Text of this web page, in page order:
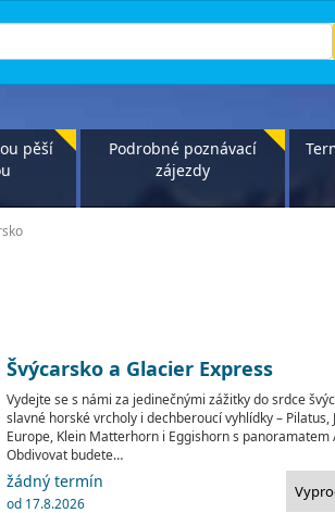
pěší
Podrobné poznávací
zájezdy
Švýcarsko a Glacier Express
Vydejte se s námi za jedinečnými zážitky do srdce
slavné horské vrcholy i dechberoucí vyhlídky – Pilatus,
Europe, Klein Matterhorn i Eggishorn s panoramatem
Obdivovat budete…
žádný termín
od 17.8.2026